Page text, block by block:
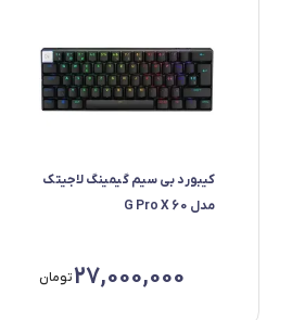
کیبورد بی سیم گیمینگ لاجیتک
مدل G Pro X 60
27,000,000تومان